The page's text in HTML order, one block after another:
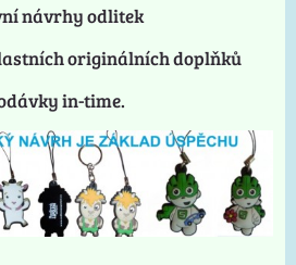
návrhy odlitek
originálních doplňků
in-time.